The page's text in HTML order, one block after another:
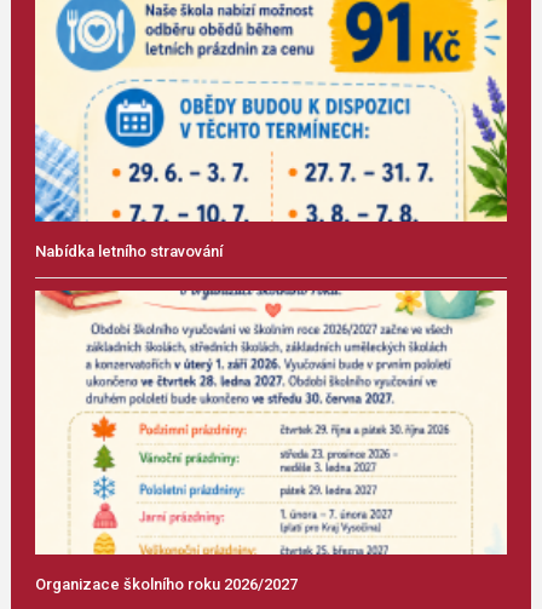
Nabídka letního stravování
Organizace školního roku 2026/2027